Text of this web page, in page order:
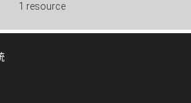
1 resource